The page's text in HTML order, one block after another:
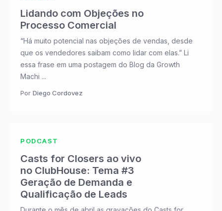
Lidando com Objeções no
Processo Comercial
“Há muito potencial nas objeções de vendas, desde
que os vendedores saibam como lidar com elas.” Li
essa frase em uma postagem do Blog da Growth
Machi ...
Por Diego Cordovez
PODCAST
Casts for Closers ao vivo
no ClubHouse: Tema #3
Geração de Demanda e
Qualificação de Leads